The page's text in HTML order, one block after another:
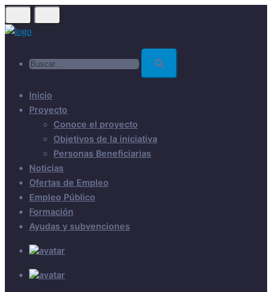
Skip
to
Inicio
Proyecto
Conoce el proyecto
Objetivos de la iniciativa
Personas Beneficiarias
Noticias
Ofertas de Empleo
Empleo Público
Formación
Ayudas y subvenciones